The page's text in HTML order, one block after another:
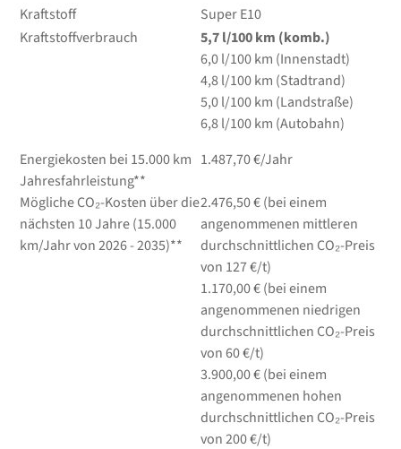
Kraftstoff
Super E10
Kraftstoffverbrauch
5,7l/100 km (komb.)
6,0l/100 km (Innenstadt)
4,8l/100 km (Stadtrand)
5,0l/100 km (Landstraße)
6,8l/100 km (Autobahn)
Energiekosten bei 15.000 km
Jahresfahrleistung**
1.487,70 €/Jahr
Mögliche CO₂-Kosten über die
nächsten 10 Jahre (15.000
km/Jahr von 2026 - 2035)**
2.476,50 € (bei einem
angenommenen mittleren
durchschnittlichen CO₂-Preis
von 127 €/t)
1.170,00 € (bei einem
angenommenen niedrigen
durchschnittlichen CO₂-Preis
von 60 €/t)
3.900,00 € (bei einem
angenommenen hohen
durchschnittlichen CO₂-Preis
von 200 €/t)